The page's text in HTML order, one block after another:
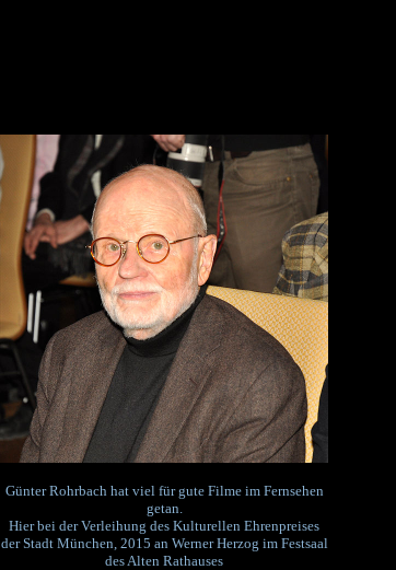
Günter Rohrbach hat viel für gute Filme im Fernsehen
getan.
Hier bei der Verleihung des Kulturellen Ehrenpreises
der Stadt München, 2015 an Werner Herzog im Festsaal
des Alten Rathauses